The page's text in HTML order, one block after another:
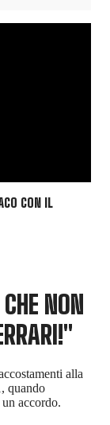
CON IL
NON
alla
quando
accordo.